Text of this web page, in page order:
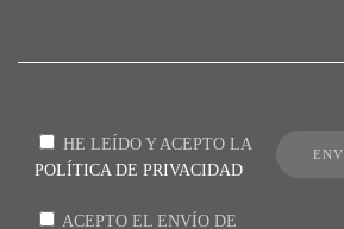
HE LEÍDO Y ACEPTO LA
POLÍTICA DE PRIVACIDAD
ACEPTO EL ENVÍO DE